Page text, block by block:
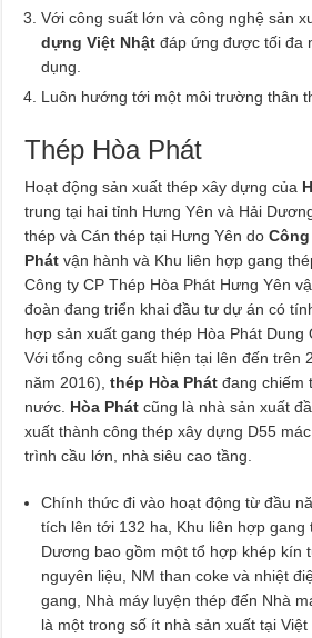
Với công suất lớn và công nghệ sản
dựng Việt Nhật đáp ứng được tối đa
dụng.
Luôn hướng tới một môi trường thân
Thép Hòa Phát
Hoạt động sản xuất thép xây dựng của
trung tại hai tỉnh Hưng Yên và Hải
thép và Cán thép tại Hưng Yên do Công
Phát vận hành và Khu liên hợp gang
Công ty CP Thép Hòa Phát Hưng Yên
đoàn đang triển khai đầu tư dự án có
hợp sản xuất gang thép Hòa Phát Dung
Với tổng công suất hiện tại lên đến trên
năm 2016),thép Hòa Phát đang chiếm
nước. Hòa Phát cũng là nhà sản xuất
xuất thành công thép xây dựng D55
trình cầu lớn, nhà siêu cao tầng.
Chính thức đi vào hoạt động từ đầu
tích lên tới 132 ha, Khu liên hợp gang
Dương bao gồm một tổ hợp khép kín
nguyên liệu, NM than coke và nhiệt
gang, Nhà máy luyện thép đến Nhà
là một trong số ít nhà sản xuất tại